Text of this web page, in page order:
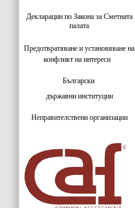
Декларации по Закона за Сметната
палата
Предотвратяване и установяване на
конфликт на интереси
Български
държавни институции
Неправителствени организации